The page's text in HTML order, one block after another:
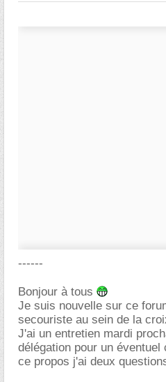
------
Bonjour à tous
Je suis nouvelle sur ce
secouriste au sein de la
J'ai un entretien mardi
délégation pour un éventuel
ce propos j'ai deux